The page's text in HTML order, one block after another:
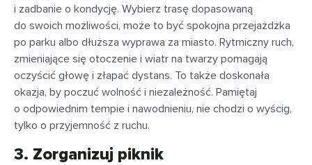
i zadbanie o kondycję. Wybierz trasę dopasowaną
do swoich możliwości, może to być spokojna przejażdżka
po parku albo dłuższa wyprawa za miasto. Rytmiczny ruch,
zmieniające się otoczenie i wiatr na twarzy pomagają
oczyścić głowę i złapać dystans. To także doskonała
okazja, by poczuć wolność i niezależność. Pamiętaj
o odpowiednim tempie i nawodnieniu, nie chodzi o wyścig,
tylko o przyjemność z ruchu.
3. Zorganizuj piknik